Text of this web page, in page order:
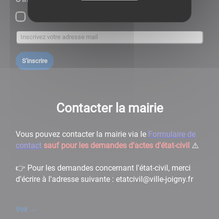
Culture-infos Joigny
S'inscrire
Contacter la mairie
Vous pouvez contacter la mairie via le Formulaire de
contact sauf pour les demandes d'actes d'état-civil ⚠️
👉 Pour les demandes concernant l'état-civil, merci
d'écrire à l'adresse suivante : etatcivil@ville-joigny.fr
Voir →